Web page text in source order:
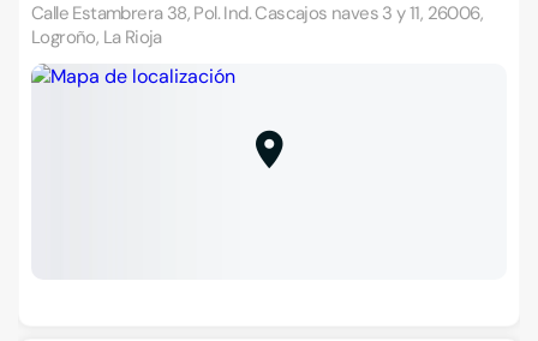
Calle Estambrera 38, Pol. Ind. Cascajos naves 3 y 11, 26006,
Logroño, La Rioja